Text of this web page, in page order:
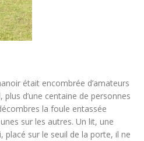
était encombrée d’amateurs
d’une centaine de personnes
la foule entassée
sur les autres. Un lit, une
placé sur le seuil de la porte, il ne